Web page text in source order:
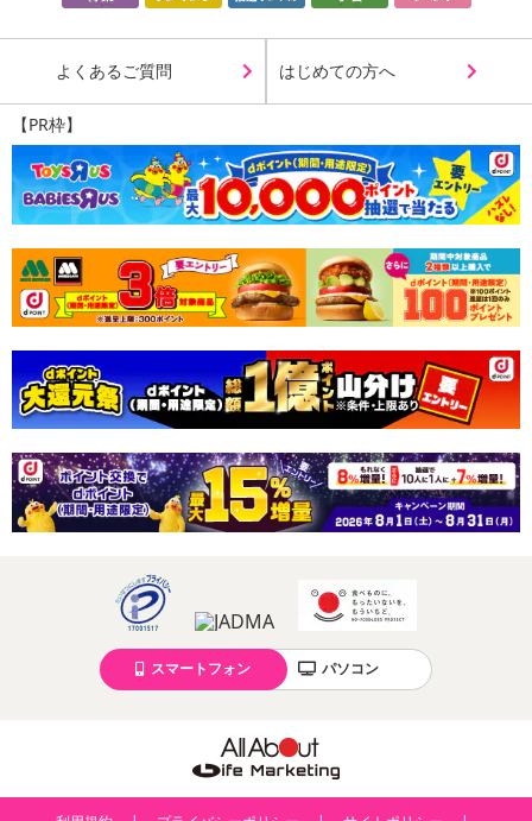
よくあるご質問 はじめての方へ
【PR枠】
スマートフォン パソコン